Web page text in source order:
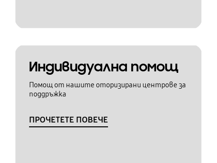
Индивидуална помощ
Помощ от нашите оторизирани центрове за
поддръжка
ПРОЧЕТЕТЕ ПОВЕЧЕ